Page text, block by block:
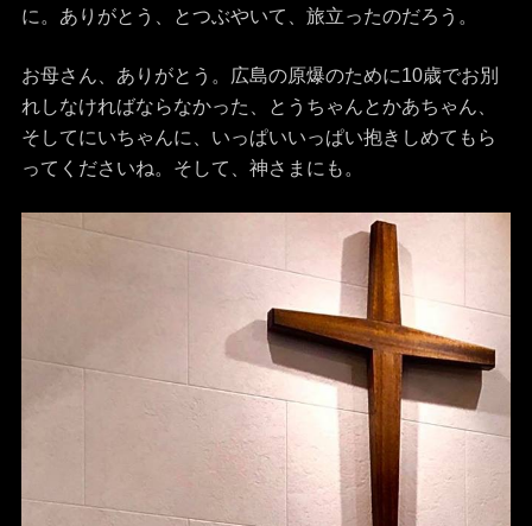
に。ありがとう、とつぶやいて、旅立ったのだろう。
お母さん、ありがとう。広島の原爆のために10歳でお別
れしなければならなかった、とうちゃんとかあちゃん、
そしてにいちゃんに、いっぱいいっぱい抱きしめてもら
ってくださいね。そして、神さまにも。